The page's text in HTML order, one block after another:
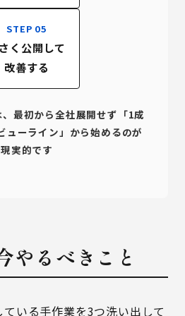
STEP 05
く公開して
改善する
最初から全社展開せず「1成
ューライン」から始めるのが
現実的です
やるべきこと
いる手作業を3つ洗い出して